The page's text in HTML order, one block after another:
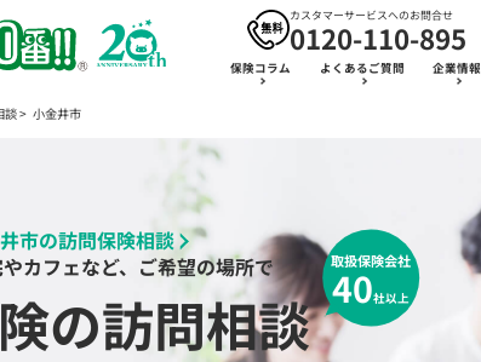
カスタマーサービスへのお問合せ
0120-110-895
保険コラム よくあるご質問 企業情報
談 小金井市
市の訪問保険相談
カフェなど、ご希望の場所で
の訪問相談
取扱保険会社
40社以上